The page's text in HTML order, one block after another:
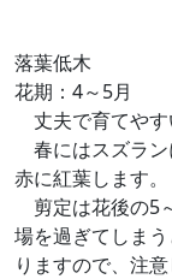
落葉低木
花期：4～5月
丈夫で育てやす
春にはスズラン
赤に紅葉します。
剪定は花後の5
場を過ぎてしま
りますので、注意